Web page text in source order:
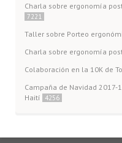
Charla sobre ergonomía
7221
Taller sobre Porteo
Charla sobre ergonomía
Colaboración en la 10K de
Campaña de Navidad
Haití
4256